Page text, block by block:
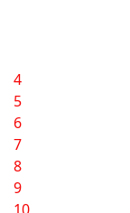
4
5
6
7
8
9